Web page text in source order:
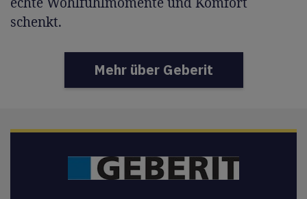
schenkt.
Mehr über Geberit